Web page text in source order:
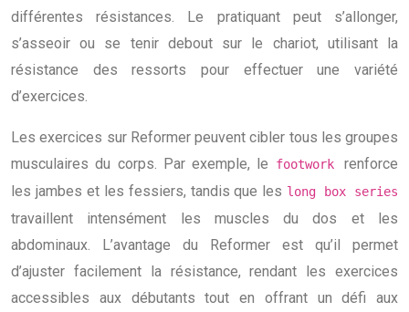
différentes résistances. Le pratiquant peut s’allonger,
s’asseoir ou se tenir debout sur le chariot, utilisant la
résistance des ressorts pour effectuer une variété
d’exercices.
Les exercices sur Reformer peuvent cibler tous les groupes
musculaires du corps. Par exemple, le
footworkrenforce
les jambes et les fessiers, tandis que les long box series
travaillent intensément les muscles du dos et les
abdominaux. L’avantage du Reformer est qu’il permet
d’ajuster facilement la résistance, rendant les exercices
accessibles aux débutants tout en offrant un défi aux